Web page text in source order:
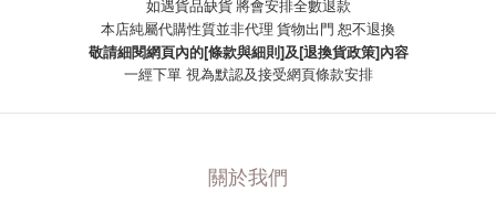
如遇貨品缺貨 將會安排全數退款
本店純屬代購性質並非代理 貨物出門 恕不退換
敬請細閱網頁內的[條款與細則]及[退換貨政策]內容
一經下單 視為默認及接受網頁條款安排
關於我們